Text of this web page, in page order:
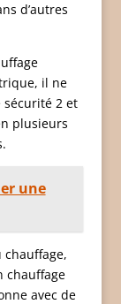
d’autres
il ne
2 et
plusieurs
une
chauffage,
chauffage
avec de